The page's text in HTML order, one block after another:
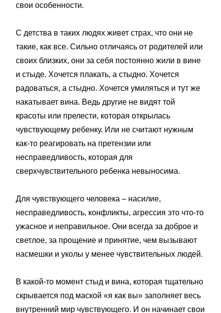
свои особенности.
С детства в таких людях живет страх, что они не
такие, как все. Сильно отличаясь от родителей или
своих близких, они за себя постоянно жили в вине
и стыде. Хочется плакать, а стыдно. Хочется
радоваться, а стыдно. Хочется умиляться и тут же
накатывает вина. Ведь другие не видят той
красоты или прелести, которая открылась
чувствующему ребенку. Или не считают нужным
как-то реагировать на претензии или
несправедливость, которая для
сверхчувствительного ребенка невыносима.
Для чувствующего человека – насилие,
несправедливость, конфликты, агрессия это что-то
ужасное и неправильное. Они всегда за доброе и
светлое, за прощение и принятие, чем вызывают
насмешки и уколы у менее чувствительных людей.
В какой-то момент стыд и вина, которая тщательно
скрывается под маской «я как вы» заполняет весь
внутренний мир чувствующего. И он начинает свои